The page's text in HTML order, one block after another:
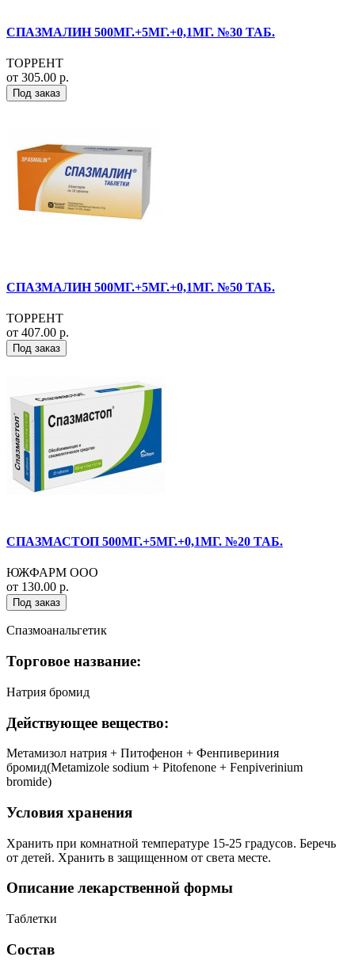
СПАЗМАЛИН 500МГ.+5МГ.+0,1МГ. №30 ТАБ.
ТОРРЕНТ
от 305.00 р.
Под заказ
СПАЗМАЛИН 500МГ.+5МГ.+0,1МГ. №50 ТАБ.
ТОРРЕНТ
от 407.00 р.
Под заказ
СПАЗМАСТОП 500МГ.+5МГ.+0,1МГ. №20 ТАБ.
ЮЖФАРМ ООО
от 130.00 р.
Под заказ
Спазмоанальгетик
Торговое название:
Натрия бромид
Действующее вещество:
Метамизол натрия + Питофенон + Фенпивериния
бромид(Metamizole sodium + Pitofenone + Fenpiverinium
bromide)
Условия хранения
Хранить при комнатной температуре 15-25 градусов. Беречь
от детей. Хранить в защищенном от света месте.
Описание лекарственной формы
Таблетки
Состав